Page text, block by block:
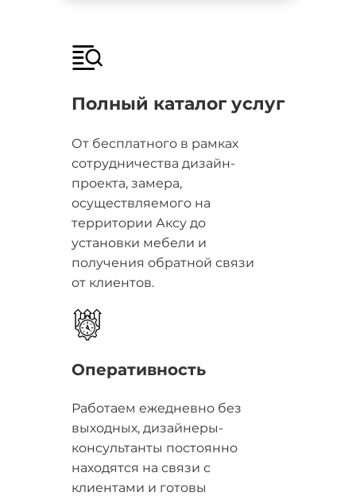
Полный каталог услуг
От бесплатного в рамках
сотрудничества дизайн-
проекта, замера,
осуществляемого на
территории Аксу до
установки мебели и
получения обратной связи
от клиентов.
Оперативность
Работаем ежедневно без
выходных, дизайнеры-
консультанты постоянно
находятся на связи с
клиентами и готовы